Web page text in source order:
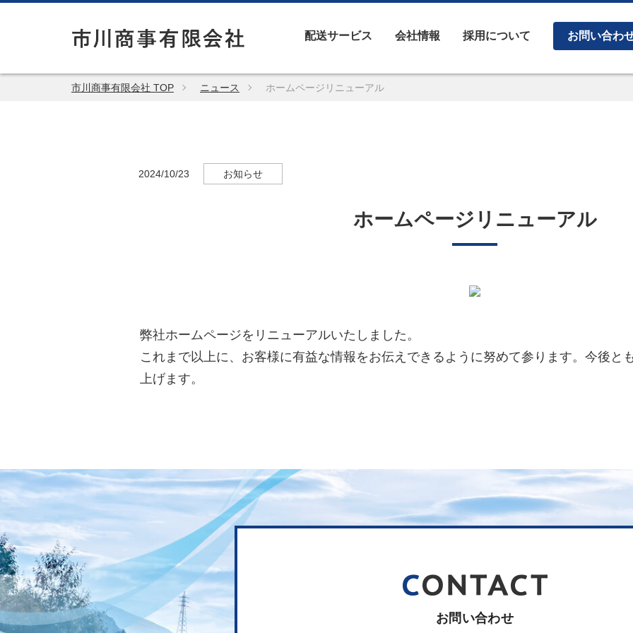
配送サービス 会社情報 採用について お問い合わ
市川商事有限会社 TOP ニュース ホームページリニューアル
2024/10/23 お知らせ
ホームページリニューアル
弊社ホームページをリニューアルいたしました。
これまで以上に、お客様に有益な情報をお伝えできるように努めて参ります。今後と
上げます。
お問い合わせ